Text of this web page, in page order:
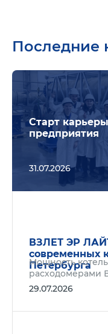
Последние
Старт
предприятия
31.07.2026
ВЗЛЕТ ЭР
современных
Петербурга
Мощность
расходомерами
29.07.2026